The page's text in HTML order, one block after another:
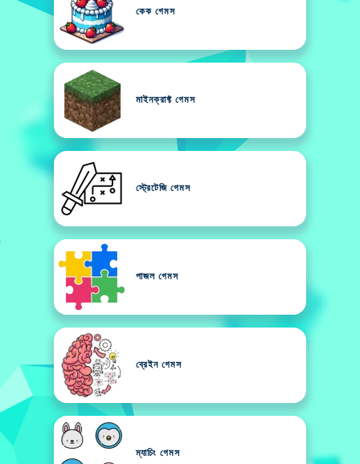
কেক গেমস
মাইনক্রাফ্ট গেমস
স্ট্রেটেজি গেমস
পাজল গেমস
ব্রেইন গেমস
ম্যাচিং গেমস